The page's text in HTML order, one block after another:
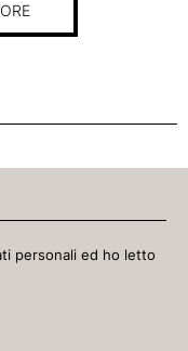
personali ed ho letto